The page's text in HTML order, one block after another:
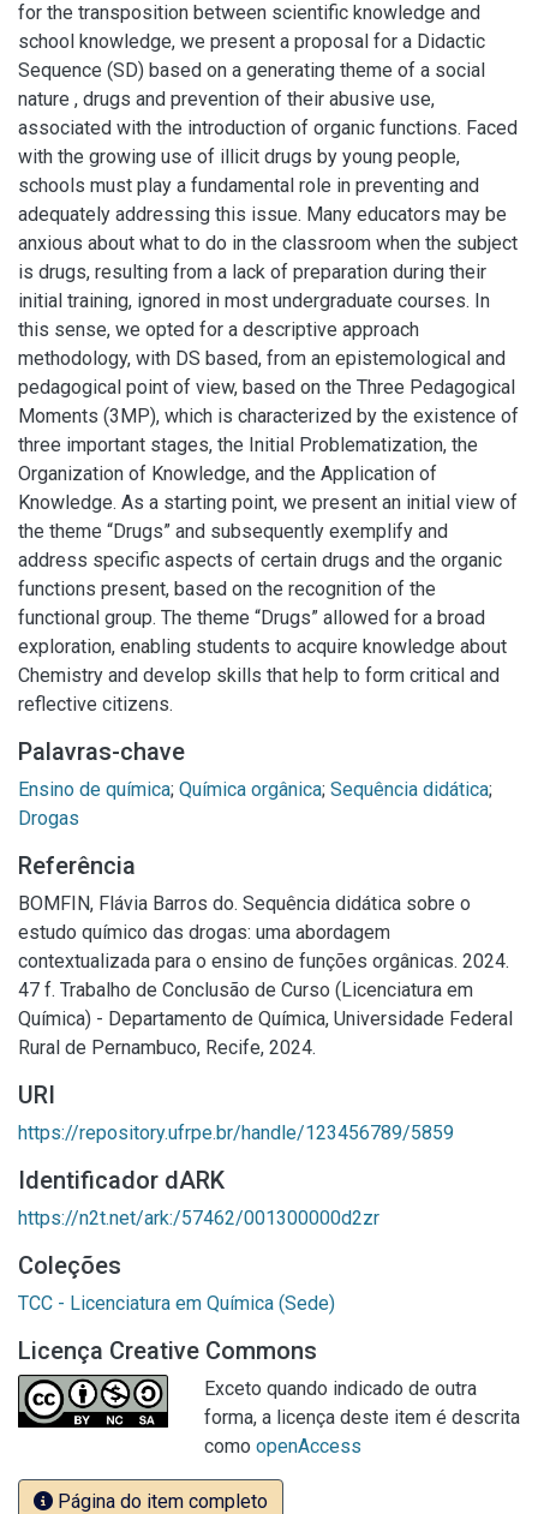
for the transposition between scientific knowledge and
school knowledge, we present a proposal for a Didactic
Sequence (SD) based on a generating theme of a social
nature , drugs and prevention of their abusive use,
associated with the introduction of organic functions. Faced
with the growing use of illicit drugs by young people,
schools must play a fundamental role in preventing and
adequately addressing this issue. Many educators may be
anxious about what to do in the classroom when the subject
is drugs, resulting from a lack of preparation during their
initial training, ignored in most undergraduate courses. In
this sense, we opted for a descriptive approach
methodology, with DS based, from an epistemological and
pedagogical point of view, based on the Three Pedagogical
Moments (3MP), which is characterized by the existence of
three important stages, the Initial Problematization, the
Organization of Knowledge, and the Application of
Knowledge. As a starting point, we present an initial view of
the theme “Drugs” and subsequently exemplify and
address specific aspects of certain drugs and the organic
functions present, based on the recognition of the
functional group. The theme “Drugs” allowed for a broad
exploration, enabling students to acquire knowledge about
Chemistry and develop skills that help to form critical and
reflective citizens.
Palavras-chave
Ensino de química; Química orgânica; Sequência didática;
Drogas
Referência
BOMFIN, Flávia Barros do. Sequência didática sobre o
estudo químico das drogas: uma abordagem
contextualizada para o ensino de funções orgânicas. 2024.
47 f. Trabalho de Conclusão de Curso (Licenciatura em
Química) - Departamento de Química, Universidade Federal
Rural de Pernambuco, Recife, 2024.
URI
https://repository.ufrpe.br/handle/123456789/5859
Identificador dARK
https://n2t.net/ark:/57462/001300000d2zr
Coleções
TCC - Licenciatura em Química (Sede)
Licença Creative Commons
Exceto quando indicado de outra
forma, a licença deste item é descrita
como openAccess
Página do item completo